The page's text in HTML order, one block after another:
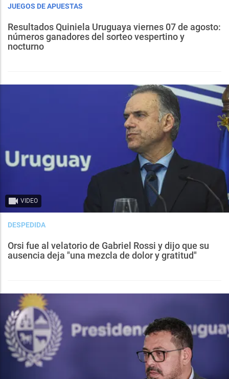
JUEGOS DE APUESTAS
Resultados Quiniela Uruguaya viernes 07 de agosto:
números ganadores del sorteo vespertino y
nocturno
VIDEO
DESPEDIDA
Orsi fue al velatorio de Gabriel Rossi y dijo que su
ausencia deja "una mezcla de dolor y gratitud"